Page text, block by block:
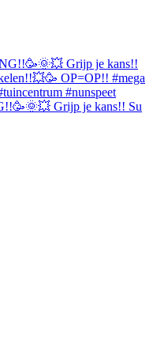
Grijp je kans!! Su